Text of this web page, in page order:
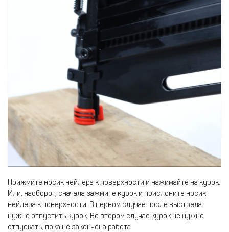
Прижмите носик нейлера к поверхности и нажимайте на курок.
Или, наоборот, сначала зажмите курок и прислоните носик
нейлера к поверхности. В первом случае после выстрела
нужно отпустить курок. Во втором случае курок не нужно
отпускать, пока не закончена работа